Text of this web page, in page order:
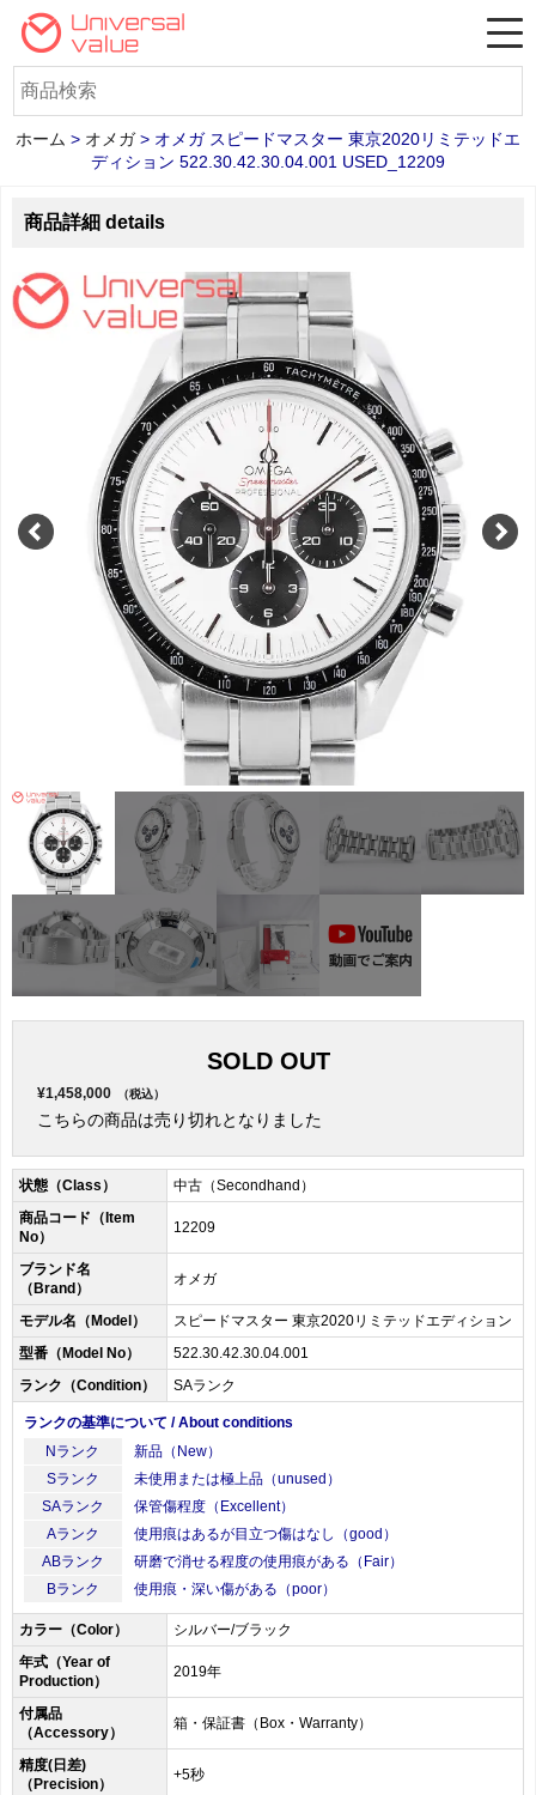
ホーム > オメガ> オメガ スピードマスター 東京2020リミテッドエ
ディション 522.30.42.30.04.001 USED_12209
商品詳細 details
SOLD OUT
¥1,458,000 （税込）
こちらの商品は売り切れとなりました
状態（Class）
中古（Secondhand）
商品コード（Item
No）
12209
ブランド名
（Brand）
オメガ
モデル名（Model）
スピードマスター 東京2020リミテッドエディション
型番（Model No）
522.30.42.30.04.001
ランク（Condition）
SAランク
ランクの基準について / About conditions
Nランク
新品（New）
Sランク
未使用または極上品（unused）
SAランク
保管傷程度（Excellent）
Aランク
使用痕はあるが目立つ傷はなし（good）
ABランク
研磨で消せる程度の使用痕がある（Fair）
Bランク
使用痕・深い傷がある（poor）
カラー（Color）
シルバー/ブラック
年式（Year of
Production）
2019年
付属品
（Accessory）
箱・保証書（Box・Warranty）
精度(日差)
（Precision）
+5秒